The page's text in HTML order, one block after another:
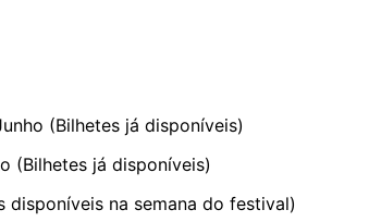
(Bilhetes já disponíveis)
(Bilhetes já disponíveis)
disponíveis na semana do festival)